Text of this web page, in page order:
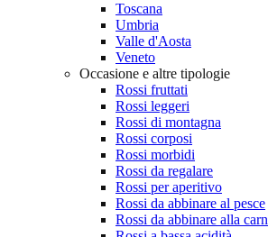
Toscana
Umbria
Valle d'Aosta
Veneto
Occasione e altre tipologie
Rossi fruttati
Rossi leggeri
Rossi di montagna
Rossi corposi
Rossi morbidi
Rossi da regalare
Rossi per aperitivo
Rossi da abbinare al pesce
Rossi da abbinare alla